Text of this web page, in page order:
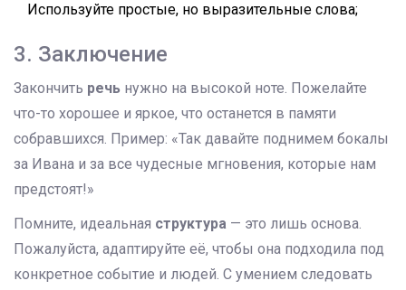
Используйте простые, но выразительные слова;
3. Заключение
Закончить речь нужно на высокой ноте. Пожелайте
что-то хорошее и яркое, что останется в памяти
собравшихся. Пример: «Так давайте поднимем бокалы
за Ивана и за все чудесные мгновения, которые нам
предстоят!»
Помните, идеальная структура — это лишь основа.
Пожалуйста, адаптируйте её, чтобы она подходила под
конкретное событие и людей. С умением следовать